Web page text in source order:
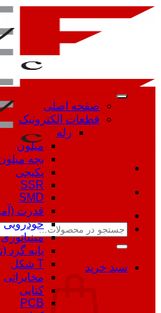
Skip
جستجو
سبد خرید
صفحه اصلی
قطعات الکترونیک
رله
میلون
بچه
پکیجی
SSR
SMD
قدرت
خودرویی
مینیاتوری
پایه گرد
T شکل
مخابراتی
کتابی
PCB